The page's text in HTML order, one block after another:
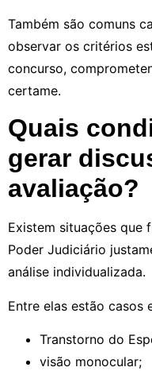
Também são comuns
observar os critérios
concurso,
certame.
Quais
gerar
avaliação?
Existem situações que
Poder Judiciário
análise individualizada.
Entre elas estão casos
Transtorno do
visão monocular;